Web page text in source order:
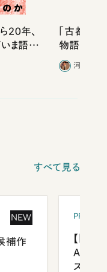
年、
ま語り
「古都」
物語」に
河野有
すべて見る
NEW
補作
【「新
ズプレ